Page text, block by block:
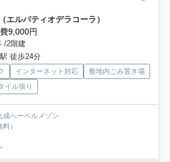
ルパティオデラコーラ）
9,000円
/2階建
徒歩24分
インターネット対応
敷地内ごみ置き場
イル張り
へーベルメゾン
）